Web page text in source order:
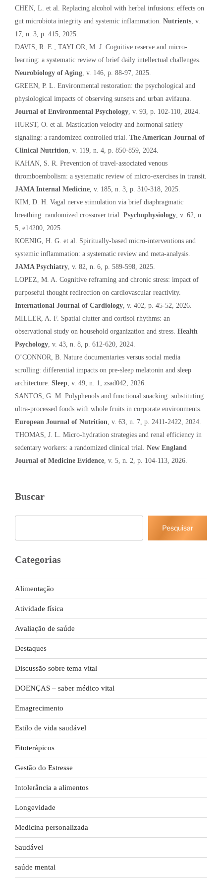
CHEN, L. et al. Replacing alcohol with herbal infusions: effects on
gut microbiota integrity and systemic inflammation. Nutrients, v.
17, n. 3, p. 415, 2025.
DAVIS, R. E.; TAYLOR, M. J. Cognitive reserve and micro-
learning: a systematic review of brief daily intellectual challenges.
Neurobiology of Aging, v. 146, p. 88-97, 2025.
GREEN, P. L. Environmental restoration: the psychological and
physiological impacts of observing sunsets and urban avifauna.
Journal of Environmental Psychology, v. 93, p. 102-110, 2024.
HURST, O. et al. Mastication velocity and hormonal satiety
signaling: a randomized controlled trial. The American Journal of
Clinical Nutrition, v. 119, n. 4, p. 850-859, 2024.
KAHAN, S. R. Prevention of travel-associated venous
thromboembolism: a systematic review of micro-exercises in transit.
JAMA Internal Medicine, v. 185, n. 3, p. 310-318, 2025.
KIM, D. H. Vagal nerve stimulation via brief diaphragmatic
breathing: randomized crossover trial. Psychophysiology, v. 62, n.
5, e14200, 2025.
KOENIG, H. G. et al. Spiritually-based micro-interventions and
systemic inflammation: a systematic review and meta-analysis.
JAMA Psychiatry, v. 82, n. 6, p. 589-598, 2025.
LOPEZ, M. A. Cognitive reframing and chronic stress: impact of
purposeful thought redirection on cardiovascular reactivity.
International Journal of Cardiology, v. 402, p. 45-52, 2026.
MILLER, A. F. Spatial clutter and cortisol rhythms: an
observational study on household organization and stress. Health
Psychology, v. 43, n. 8, p. 612-620, 2024.
O’CONNOR, B. Nature documentaries versus social media
scrolling: differential impacts on pre-sleep melatonin and sleep
architecture. Sleep, v. 49, n. 1, zsad042, 2026.
SANTOS, G. M. Polyphenols and functional snacking: substituting
ultra-processed foods with whole fruits in corporate environments.
European Journal of Nutrition, v. 63, n. 7, p. 2411-2422, 2024.
THOMAS, J. L. Micro-hydration strategies and renal efficiency in
sedentary workers: a randomized clinical trial. New England
Journal of Medicine Evidence, v. 5, n. 2, p. 104-113, 2026.
Buscar
Pesquisar
Categorias
Alimentação
Atividade física
Avaliação de saúde
Destaques
Discussão sobre tema vital
DOENÇAS – saber médico vital
Emagrecimento
Estilo de vida saudável
Fitoterápicos
Gestão do Estresse
Intolerância a alimentos
Longevidade
Medicina personalizada
Saudável
saúde mental